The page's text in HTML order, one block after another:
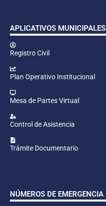
APLICATIVOS MUNICIPALES
Registro Civil
Plan Operativo Institucional
Mesa de Partes Virtual
Control de Asistencia
Trámite Documentario
NÚMEROS DE EMERGENCIA